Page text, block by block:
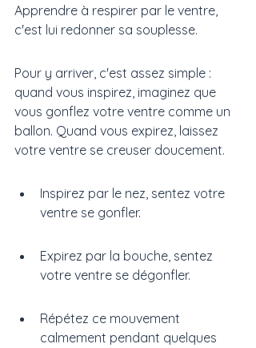
Apprendre à respirer par le ventre,
c'est lui redonner sa souplesse.
Pour y arriver, c'est assez simple :
quand vous inspirez, imaginez que
vous gonflez votre ventre comme un
ballon. Quand vous expirez, laissez
votre ventre se creuser doucement.
Inspirez par le nez, sentez votre
ventre se gonfler.
Expirez par la bouche, sentez
votre ventre se dégonfler.
Répétez ce mouvement
calmement pendant quelques